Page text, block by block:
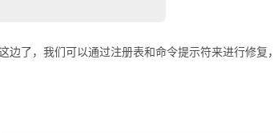
边了，我们可以通过注册表和命令提示符来进行修复，